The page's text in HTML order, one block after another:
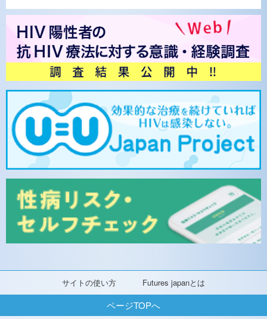
サイトの使い方 Futures japanとは
ページTOPへ